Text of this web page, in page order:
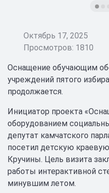
Октябрь 17, 2025
Просмотров: 1810
Оснащение обучающим
учреждений пятого
продолжается.
Инициатор проекта
оборудованием
депутат камчатского
посетил детскую
Кручины. Цель визита
работы интерактивной
минувшим летом.